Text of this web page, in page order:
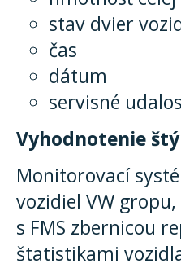
stav dvier
čas
dátum
servisné
Vyhodnotenie
Monitorovací
vozidiel VW gropu,
s FMS zbernicou
štatistikami